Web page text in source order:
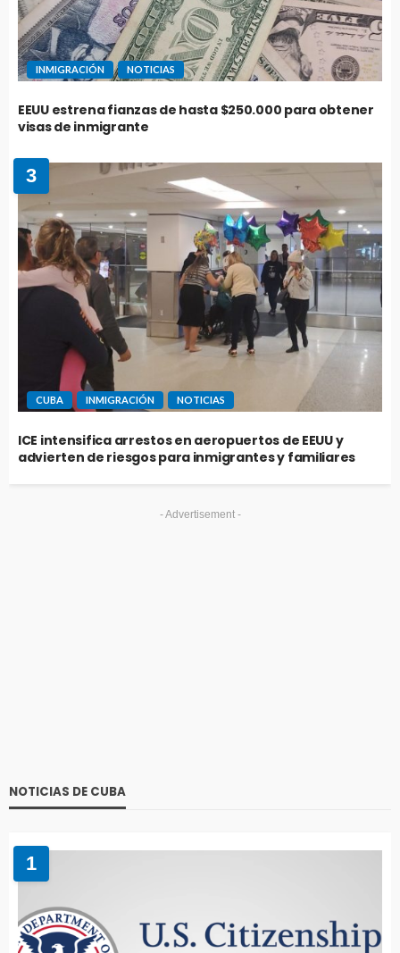
INMIGRACIÓN NOTICIAS
EEUU estrena fianzas de hasta $250.000 para obtener
visas de inmigrante
3
CUBA INMIGRACIÓN NOTICIAS
ICE intensifica arrestos en aeropuertos de EEUU y
advierten de riesgos para inmigrantes y familiares
- Advertisement -
NOTICIAS DE CUBA
1